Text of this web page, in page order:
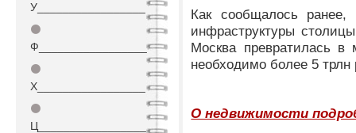
У_________________
⚫
Ф_________________
⚫
Х_________________
⚫
Ц_________________
Как сообщалось ранее,
инфраструктуры
Москва превратилась
необходимо более 5 трлн
О недвижимости